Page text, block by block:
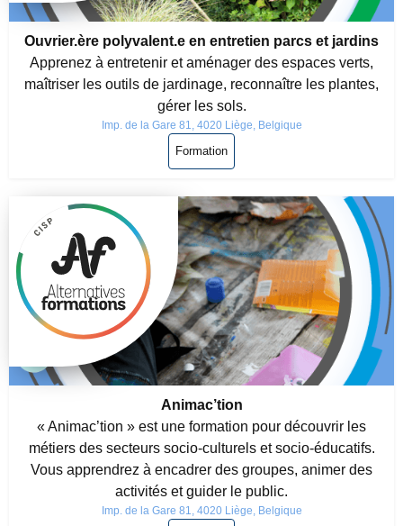
Ouvrier.ère polyvalent.e en entretien parcs et jardins
Apprenez à entretenir et aménager des espaces verts,
maîtriser les outils de jardinage, reconnaître les plantes,
gérer les sols.
Imp. de la Gare 81, 4020 Liège, Belgique
Formation
Animac’tion
« Animac’tion » est une formation pour découvrir les
métiers des secteurs socio-culturels et socio-éducatifs.
Vous apprendrez à encadrer des groupes, animer des
activités et guider le public.
Imp. de la Gare 81, 4020 Liège, Belgique